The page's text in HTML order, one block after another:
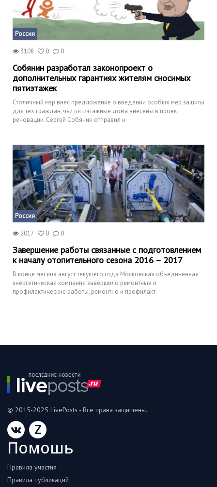
Россия
3108 0 0
Собянин разработал законопроект о
дополнительных гарантиях жителям сносимых
пятиэтажек
Столичный мэр внес предложение о введении особых мер защиты
для тех граждан, чьи пятиэтажные дома внесены в проект
реновации. Сергей Собянин отправил н
Россия
2017 0 0
Завершение работы связанные с подготовлением
к началу отопительного сезона 2016 – 2017
В конце месяца август текущего года Московская объединенная
энергетическая компания завершило ремонтные и
профилактические работы, ремонтно и профилакт
© 2015-2025 LivePosts - Все права защищены.
Z
Помошь
Правила участия
Правила публикаций